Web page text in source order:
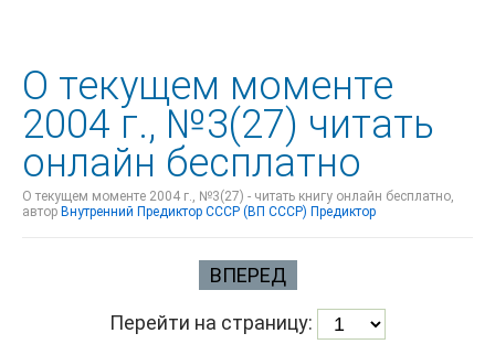
О текущем моменте
2004 г., №3(27) читать
онлайн бесплатно
О текущем моменте 2004 г., №3(27) - читать книгу онлайн бесплатно,
автор Внутренний Предиктор СССР (ВП СССР) Предиктор
ВПЕРЕД
Перейти на страницу: